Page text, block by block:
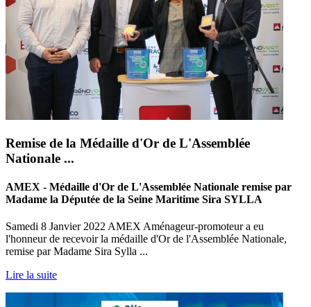
Remise de la Médaille d'Or de L'Assemblée
Nationale ...
AMEX - Médaille d'Or de L'Assemblée Nationale remise par
Madame la Députée de la Seine Maritime Sira SYLLA
Samedi 8 Janvier 2022 AMEX Aménageur-promoteur a eu
l'honneur de recevoir la médaille d'Or de l'Assemblée Nationale,
remise par Madame Sira Sylla ...
Lire la suite